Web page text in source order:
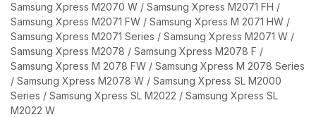
Samsung Xpress M2070 W / Samsung Xpress M2071 FH /
Samsung Xpress M2071 FW / Samsung Xpress M 2071 HW /
Samsung Xpress M2071 Series / Samsung Xpress M2071 W /
Samsung Xpress M2078 / Samsung Xpress M2078 F /
Samsung Xpress M 2078 FW / Samsung Xpress M 2078 Series
/ Samsung Xpress M2078 W / Samsung Xpress SL M2000
Series / Samsung Xpress SL M2022 / Samsung Xpress SL
M2022 W